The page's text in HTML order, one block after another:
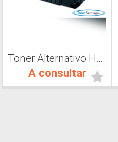
Toner Alternativo Hp Q5949A, Toner Impresora Láser
A consultar